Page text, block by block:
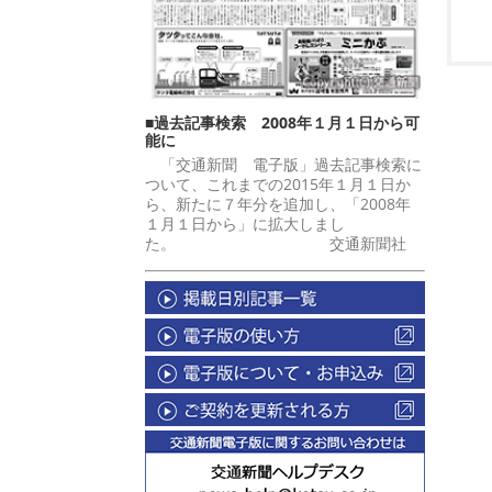
■過去記事検索 2008年１月１日から可
能に
「交通新聞 電子版」過去記事検索に
ついて、これまでの2015年１月１日か
ら、新たに７年分を追加し、「2008年
１月１日から」に拡大しまし
た。 交通新聞社